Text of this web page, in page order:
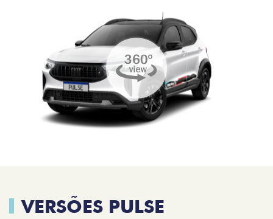
VERSÕES PULSE